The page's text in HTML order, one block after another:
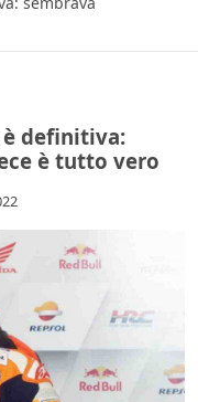
è definitiva:
è tutto vero